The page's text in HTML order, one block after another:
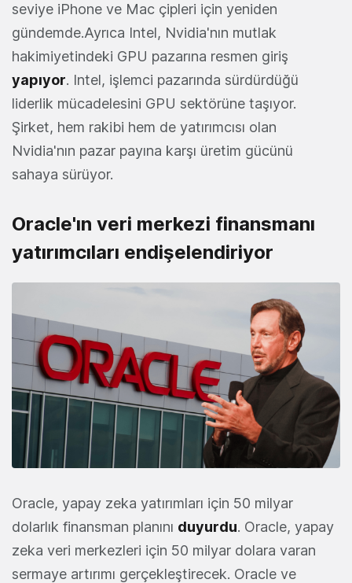
seviye iPhone ve Mac çipleri için yeniden
gündemde.Ayrıca Intel, Nvidia'nın mutlak
hakimiyetindeki GPU pazarına resmen giriş
yapıyor. Intel, işlemci pazarında sürdürdüğü
liderlik mücadelesini GPU sektörüne taşıyor.
Şirket, hem rakibi hem de yatırımcısı olan
Nvidia'nın pazar payına karşı üretim gücünü
sahaya sürüyor.
Oracle'ın veri merkezi finansmanı
yatırımcıları endişelendiriyor
Oracle, yapay zeka yatırımları için 50 milyar
dolarlık finansman planını duyurdu. Oracle, yapay
zeka veri merkezleri için 50 milyar dolara varan
sermaye artırımı gerçekleştirecek. Oracle ve